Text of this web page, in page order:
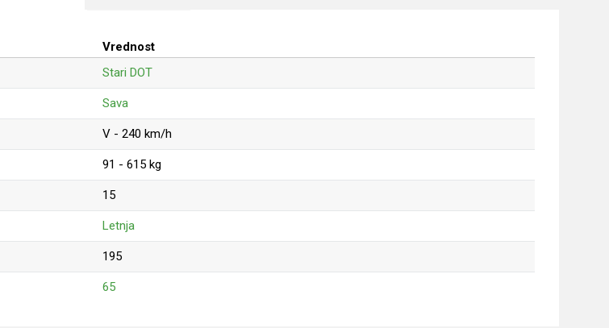
Vrednost
Stari DOT
Sava
V - 240 km/h
91 - 615 kg
15
Letnja
195
65